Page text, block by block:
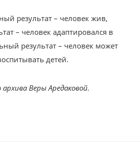
результат – человек жив,
– человек адаптировался в
результат – человек может
детей.
Веры Аредаковой.